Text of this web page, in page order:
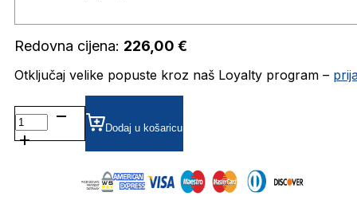
Redovna cijena: 226,00 €
Otključaj velike popuste kroz naš Loyalty program –
TSW1144
G21
5517
TRUSSARDI
Dodaj u košaricu